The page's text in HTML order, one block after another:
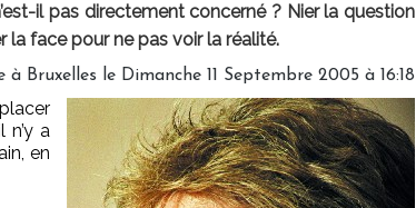
il pas directement concerné ? Nier la question
la face pour ne pas voir la réalité.
à Bruxelles le Dimanche 11 Septembre 2005 à 16:18
n’y a
en